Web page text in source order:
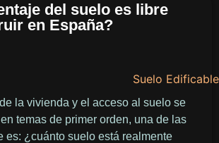
del suelo es libre
en España?
la vivienda y el acceso al suelo se
temas de primer orden, una de las
es: ¿cuánto suelo está realmente